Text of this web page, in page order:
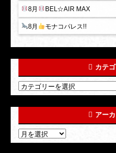
8月 BEL☆AIR MAX
8月 モナコパレス!!
カテ
アー